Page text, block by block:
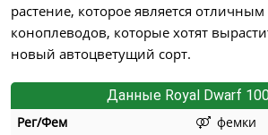
растение, которое является
коноплеводов, которые хотят
новый автоцветущий сорт.
Данные Royal Dwarf
Рег/Фем
фемки